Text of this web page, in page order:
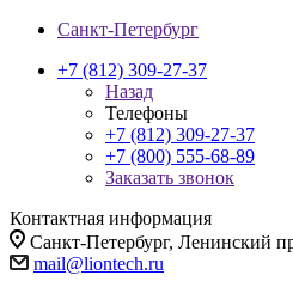
Санкт-Петербург
+7 (812) 309-27-37
Назад
Телефоны
+7 (812) 309-27-37
+7 (800) 555-68-89
Заказать звонок
Контактная информация
Санкт-Петербург, Ленинский
mail@liontech.ru